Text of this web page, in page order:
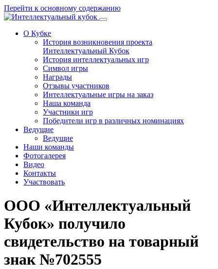
Перейти к основному содержанию
О Кубке
История возникновения проекта
Интеллектуальный Кубок
История интеллектуальных игр
Символ игры
Награды
Отзывы участников
Интеллектуальные игры на заказ
Наша команда
Участники игр
Победители игр в различных номинациях
Ведущие
Ведущие
Наши команды
Фотогалерея
Видео
Контакты
Участвовать
ООО «Интеллектуальный
Кубок» получило
свидетельство на товарный
знак №702555